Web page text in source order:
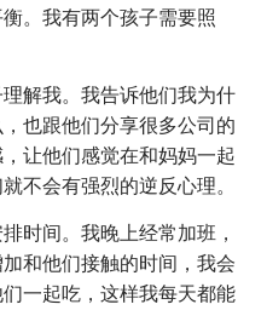
。我有两个孩子需要照
解我。我告诉他们我为什
也跟他们分享很多公司的
让他们感觉在和妈妈一起
不会有强烈的逆反心理。
时间。我晚上经常加班，
和他们接触的时间，我会
一起吃，这样我每天都能